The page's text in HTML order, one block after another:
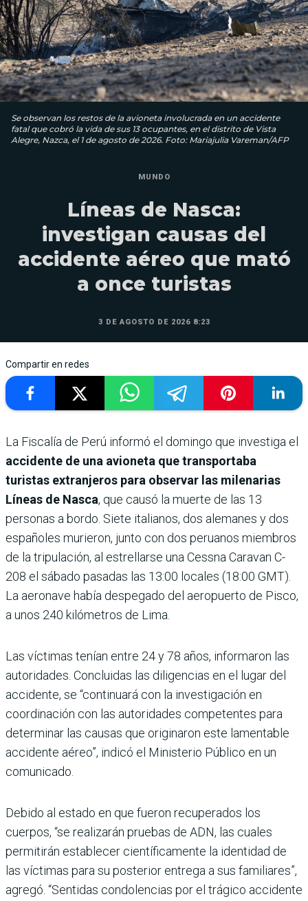
Se observan los restos de la avioneta involucrada en un accidente
fatal que cobró la vida de sus 13 ocupantes, en el distrito de Vista
Alegre, Nazca, el 1 de agosto de 2026. Foto: Mariajulia Vareman/AFP
MUNDO
Líneas de Nasca:
investigan causas del
accidente aéreo que mató
a once turistas
3 DE AGOSTO DE 2026 8:23
Compartir en redes
La Fiscalía de Perú informó el domingo que investiga el
accidente de una avioneta que transportaba
turistas extranjeros para observar las milenarias
Líneas de Nasca, que causó la muerte de las 13
personas a bordo. Siete italianos, dos alemanes y dos
españoles murieron, junto con dos peruanos miembros
de la tripulación, al estrellarse una Cessna Caravan C-
208 el sábado pasadas las 13:00 locales (18:00 GMT).
La aeronave había despegado del aeropuerto de Pisco,
a unos 240 kilómetros de Lima.
Las víctimas tenían entre 24 y 78 años, informaron las
autoridades. Concluidas las diligencias en el lugar del
accidente, se “continuará con la investigación en
coordinación con las autoridades competentes para
determinar las causas que originaron este lamentable
accidente aéreo”, indicó el Ministerio Público en un
comunicado.
Debido al estado en que fueron recuperados los
cuerpos, “se realizarán pruebas de ADN, las cuales
permitirán establecer científicamente la identidad de
las víctimas para su posterior entrega a sus familiares”,
agregó. “Sentidas condolencias por el trágico accidente